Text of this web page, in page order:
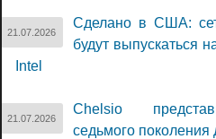
21.07.2026
Сделано в США:
будут выпускаться
Intel
21.07.2026
Chelsio
седьмого